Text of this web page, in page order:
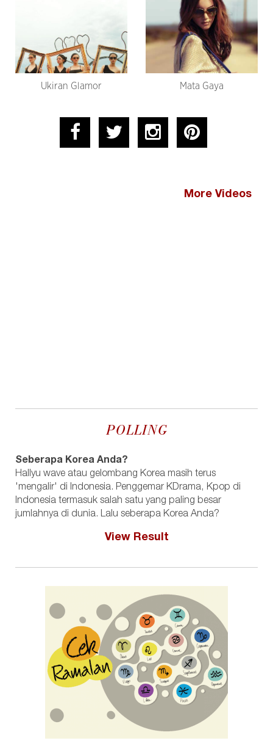
Ukiran Glamor Mata Gaya
More Videos
POLLING
Seberapa Korea Anda?
Hallyu wave atau gelombang Korea masih terus
'mengalir' di Indonesia. Penggemar KDrama, Kpop di
Indonesia termasuk salah satu yang paling besar
jumlahnya di dunia. Lalu seberapa Korea Anda?
View Result